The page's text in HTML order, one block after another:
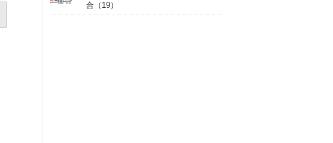
合（19）